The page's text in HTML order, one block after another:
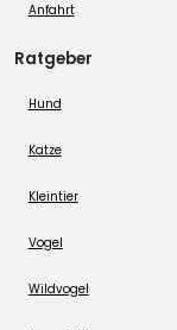
Anfahrt
Ratgeber
Hund
Katze
Kleintier
Vogel
Wildvogel